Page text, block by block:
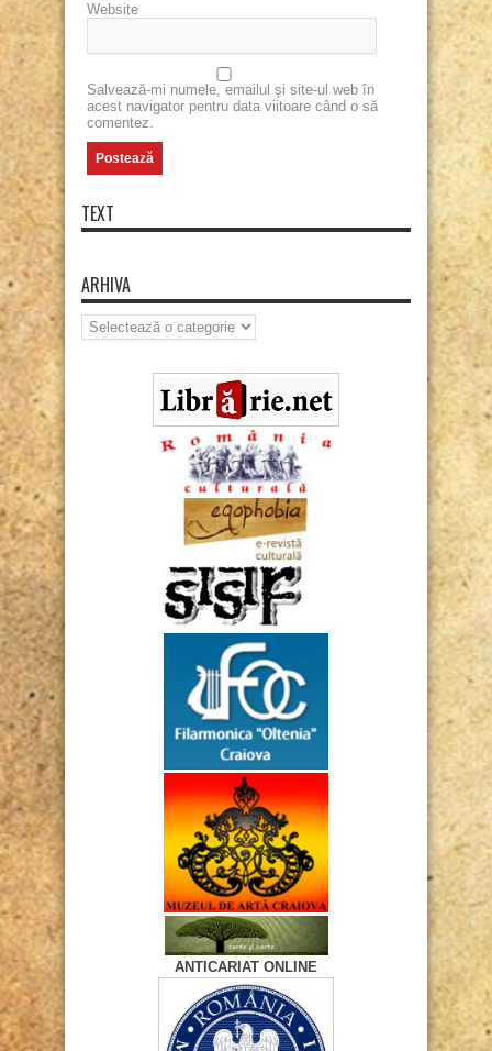
Website
Salvează-mi numele, emailul și site-ul web în
acest navigator pentru data viitoare când o să
comentez.
TEXT
ARHIVA
Arhiva
ANTICARIAT ONLINE